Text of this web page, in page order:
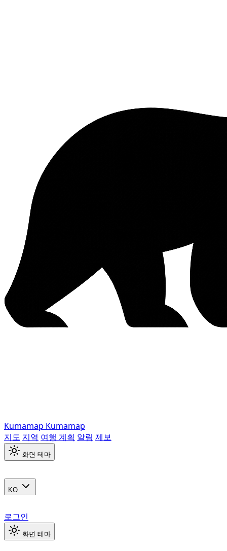
Kumamap Kumamap
지도 지역 여행 계획 알림 제보
화면 테마
KO
로그인
화면 테마